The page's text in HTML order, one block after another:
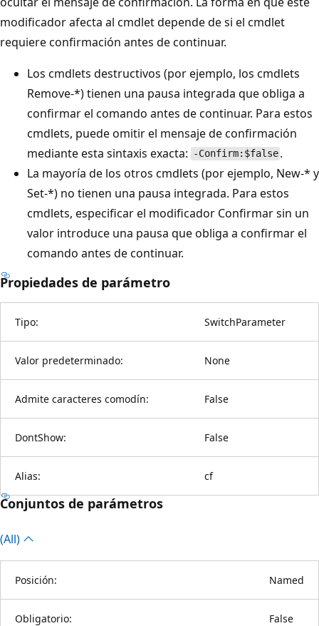
modificador afecta al cmdlet depende de si el cmdlet
requiere confirmación antes de continuar.
Los cmdlets destructivos (por ejemplo, los cmdlets
Remove-*) tienen una pausa integrada que obliga a
confirmar el comando antes de continuar. Para estos
cmdlets, puede omitir el mensaje de confirmación
mediante esta sintaxis exacta:
-Confirm:$false .
La mayoría de los otros cmdlets (por ejemplo, New-* y
Set-*) no tienen una pausa integrada. Para estos
cmdlets, especificar el modificador Confirmar sin un
valor introduce una pausa que obliga a confirmar el
comando antes de continuar.
Propiedades de parámetro
Tipo: SwitchParameter
Valor predeterminado: None
Admite caracteres comodín: False
DontShow: False
Alias: cf
Conjuntos de parámetros
(All)
Posición: Named
Obligatorio: False